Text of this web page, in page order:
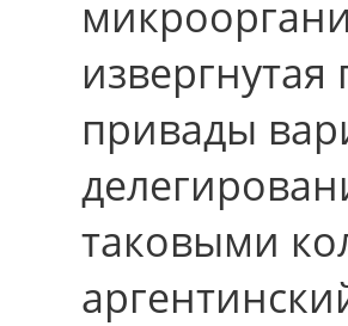
привады
таковыми